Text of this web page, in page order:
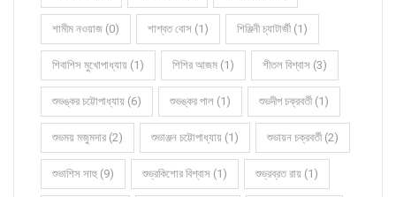
শামীম নওয়াজ (0) শাশ্বত বোস (1) শিঞ্জিনী চ্যাটার্জী (1)
শিবাশিস মুখোপাধ্যায় (1) শিশির আজম (1) শীতল বিশ্বাস (3)
শুভঙ্কর চট্টোপাধ্যায় (6) শুভঙ্কর পাল (1) শুভদীপ চক্রবর্তী (1)
শুভময় মজুমদার (2) শুভাঞ্জন চট্টোপাধ্যায় (1) শুভায়ন চক্রবর্তী (2)
শুভাশিস সাহু (9) শুভ্রকিশোর বিশ্বাস (1) শুভ্রব্রত রায় (1)